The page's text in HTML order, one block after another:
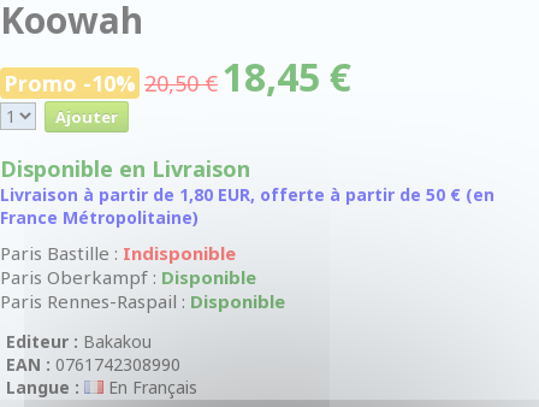
Koowah
Promo -10% 20,50 € 18,45 €
Disponible en Livraison
Livraison à partir de 1,80 EUR, offerte à partir de 50 € (en
France Métropolitaine)
Paris Bastille : Indisponible
Paris Oberkampf : Disponible
Paris Rennes-Raspail : Disponible
Editeur : Bakakou
EAN : 0761742308990
Langue :
En Français